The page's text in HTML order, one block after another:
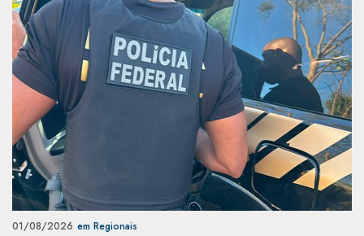
01/08/2026 em Regionais